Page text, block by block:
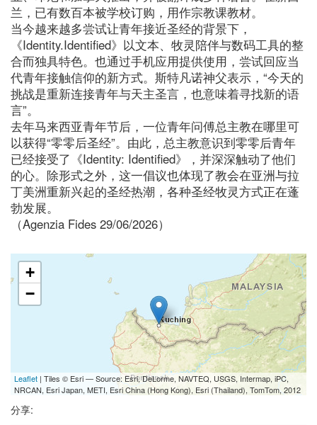
兰，已有数百本被学校订购，用作宗教课教材。
当今越来越多尝试让青年接近圣经的背景下，
《Identity.Identified》以文本、牧灵陪伴与数码工具的整
合而独具特色。也通过手机应用提供使用，尝试回应当
代青年接触信仰的新方式。斯特凡诺神父表示，“今天的
挑战是重新连接青年与天主圣言，也意味着寻找新的语
言”。
去年马来西亚青年节后，一位青年问傅总主教在哪里可
以获得“零零后圣经”。由此，总主教意识到零零后青年
已经接受了《Identity: Identified》，并深深触动了他们
的心。除形式之外，这一倡议也体现了教会在亚洲与拉
丁美洲重新兴起的圣经热潮，各种圣经牧灵方式正在蓬
勃发展。
（Agenzia Fides 29/06/2026）
+
−
Leaflet | Tiles © Esri — Source: Esri, DeLorme, NAVTEQ, USGS, Intermap, iPC,
NRCAN, Esri Japan, METI, Esri China (Hong Kong), Esri (Thailand), TomTom, 2012
分享: